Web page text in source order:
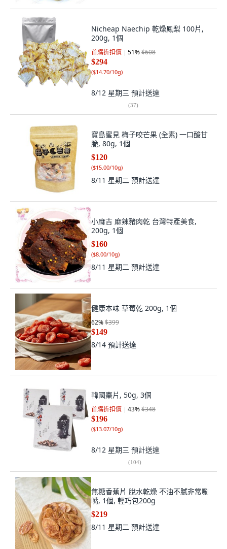
Nicheap Naechip 乾燥鳳梨 100片,
200g, 1個
首購折扣價 51%$608
$294
($14.70/10g)
8/12 星期三 預計送達
(37)
寶島蜜見 梅子咬芒果 (全素) 一口酸甘
脆, 80g, 1個
$120
($15.00/10g)
8/11 星期二 預計送達
小麻吉 麻辣豬肉乾 台灣特產美食,
200g, 1個
$160
($8.00/10g)
8/11 星期二 預計送達
健康本味 草莓乾 200g, 1個
62%$399
$149
8/14 預計送達
韓國棗片, 50g, 3個
首購折扣價 43%$348
$196
($13.07/10g)
8/12 星期三 預計送達
(104)
焦糖香蕉片 脫水乾燥 不油不膩非常唰
嘴, 1個, 輕巧包200g
$219
8/11 星期二 預計送達